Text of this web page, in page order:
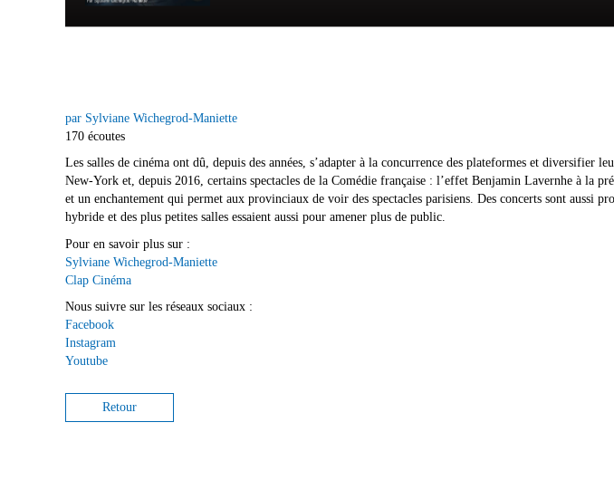
par Sylviane Wichegrod-Maniette
170 écoutes
Les salles de cinéma ont dû, depuis des années, s’adapter à la concurrence des plateformes et diversifier
New-York et, depuis 2016, certains spectacles de la Comédie française : l’effet Benjamin Lavernhe à la
et un enchantement qui permet aux provinciaux de voir des spectacles parisiens. Des concerts sont aussi
hybride et des plus petites salles essaient aussi pour amener plus de public.
Pour en savoir plus sur :
Sylviane Wichegrod-Maniette
Clap Cinéma
Nous suivre sur les réseaux sociaux :
Facebook
Instagram
Youtube
Retour